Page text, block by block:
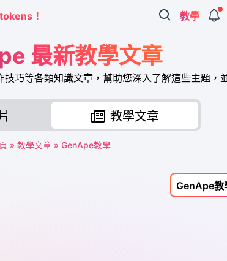
！ 教學
最新教學文章
巧等各類知識文章，幫助您深入了解這些主題，
教學文章
» 教學文章» GenApe教學
GenApe教